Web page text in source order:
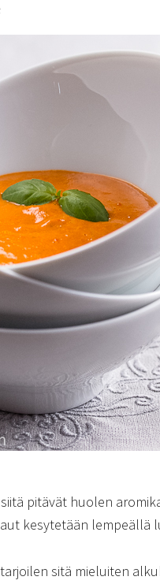
pitävät huolen
kesytetään lempeällä
sitä mieluiten